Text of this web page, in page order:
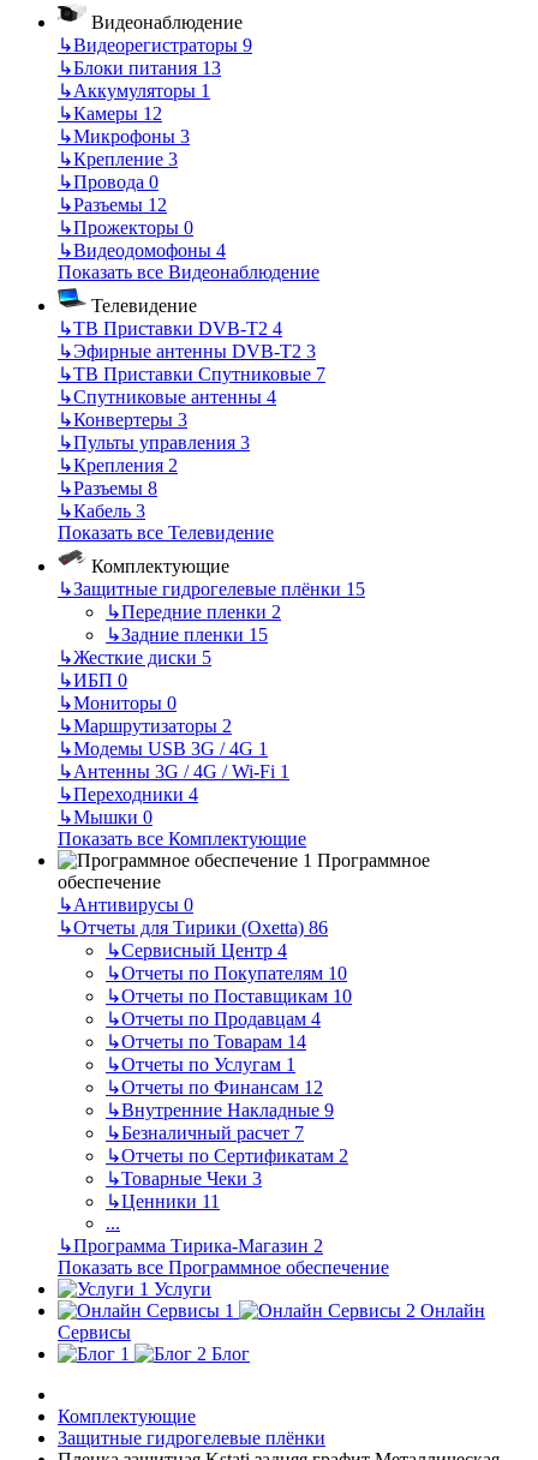
Видеонаблюдение
↳Видеорегистраторы 9
↳Блоки питания 13
↳Аккумуляторы 1
↳Камеры 12
↳Микрофоны 3
↳Крепление 3
↳Провода 0
↳Разъемы 12
↳Прожекторы 0
↳Видеодомофоны 4
Показать все Видеонаблюдение
Телевидение
↳ТВ Приставки DVB-T2 4
↳Эфирные антенны DVB-T2 3
↳ТВ Приставки Спутниковые 7
↳Спутниковые антенны 4
↳Конвертеры 3
↳Пульты управления 3
↳Крепления 2
↳Разъемы 8
↳Кабель 3
Показать все Телевидение
Комплектующие
↳Защитные гидрогелевые плёнки 15
↳Передние пленки 2
↳Задние пленки 15
↳Жесткие диски 5
↳ИБП 0
↳Мониторы 0
↳Маршрутизаторы 2
↳Модемы USB 3G / 4G 1
↳Антенны 3G / 4G / Wi-Fi 1
↳Переходники 4
↳Мышки 0
Показать все Комплектующие
Программное
обеспечение
↳Антивирусы 0
↳Отчеты для Тирики (Oxetta) 86
↳Сервисный Центр 4
↳Отчеты по Покупателям 10
↳Отчеты по Поставщикам 10
↳Отчеты по Продавцам 4
↳Отчеты по Товарам 14
↳Отчеты по Услугам 1
↳Отчеты по Финансам 12
↳Внутренние Накладные 9
↳Безналичный расчет 7
↳Отчеты по Сертификатам 2
↳Товарные Чеки 3
↳Ценники 11
...
↳Программа Тирика-Магазин 2
Показать все Программное обеспечение
Услуги
Онлайн
Сервисы
Блог
Комплектующие
Защитные гидрогелевые плёнки